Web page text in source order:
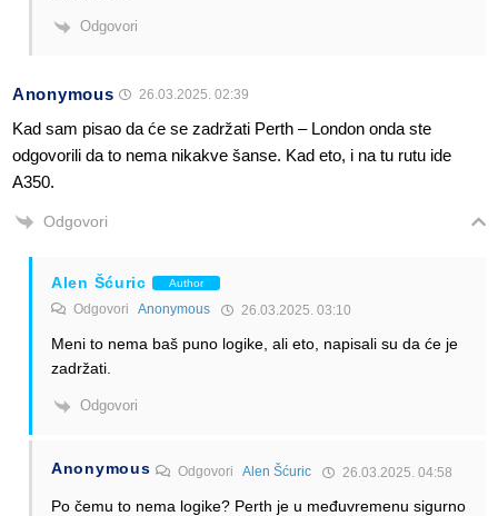
Odgovori
Anonymous 26.03.2025. 02:39
Kad sam pisao da će se zadržati Perth – London onda ste
odgovorili da to nema nikakve šanse. Kad eto, i na tu rutu ide
A350.
Odgovori
Alen Šćuric Author
Odgovori Anonymous 26.03.2025. 03:10
Meni to nema baš puno logike, ali eto, napisali su da će je
zadržati.
Odgovori
Anonymous OdgovoriAlen Šćuric 26.03.2025. 04:58
Po čemu to nema logike? Perth je u međuvremenu sigurno